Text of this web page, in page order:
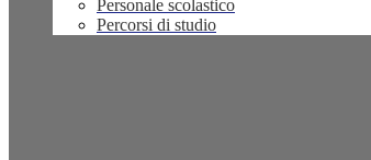
Personale scolastico
Percorsi di studio